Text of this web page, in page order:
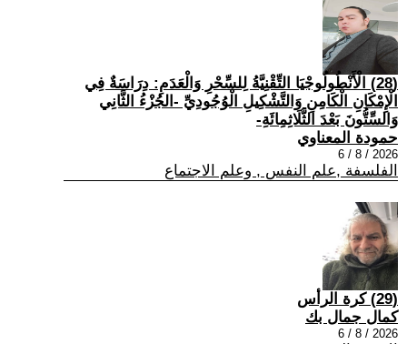
(28) الْأَنْطُولُوجْيَا التِّقْنِيَّةُ لِلسِّحْرِ وَالْعَدَمِ: دِرَاسَةٌ فِي
الْإِمْكَانِ الْكَامِنِ وَالتَّشْكِيلِ الْوُجُودِيِّ -الجُزْءُ الثَّانِي
وَالسِّتُّونَ بَعْدَ الثَّلَاثِمِائَةِ-
حمودة المعناوي
2026 / 8 / 6
الفلسفة ,علم النفس , وعلم الاجتماع
(29) كرة الرأس
كمال جمال بك
2026 / 8 / 6